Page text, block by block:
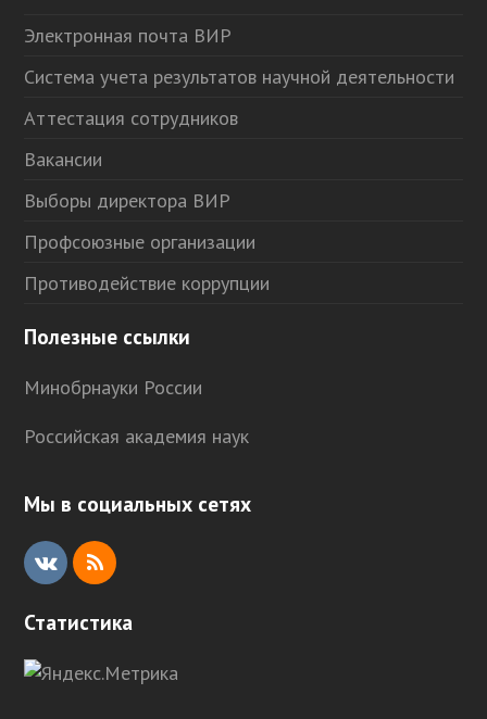
Электронная почта ВИР
Система учета результатов научной деятельности
Аттестация сотрудников
Вакансии
Выборы директора ВИР
Профсоюзные организации
Противодействие коррупции
Полезные ссылки
Минобрнауки России
Российская академия наук
Мы в социальных сетях
V
R
Статистика